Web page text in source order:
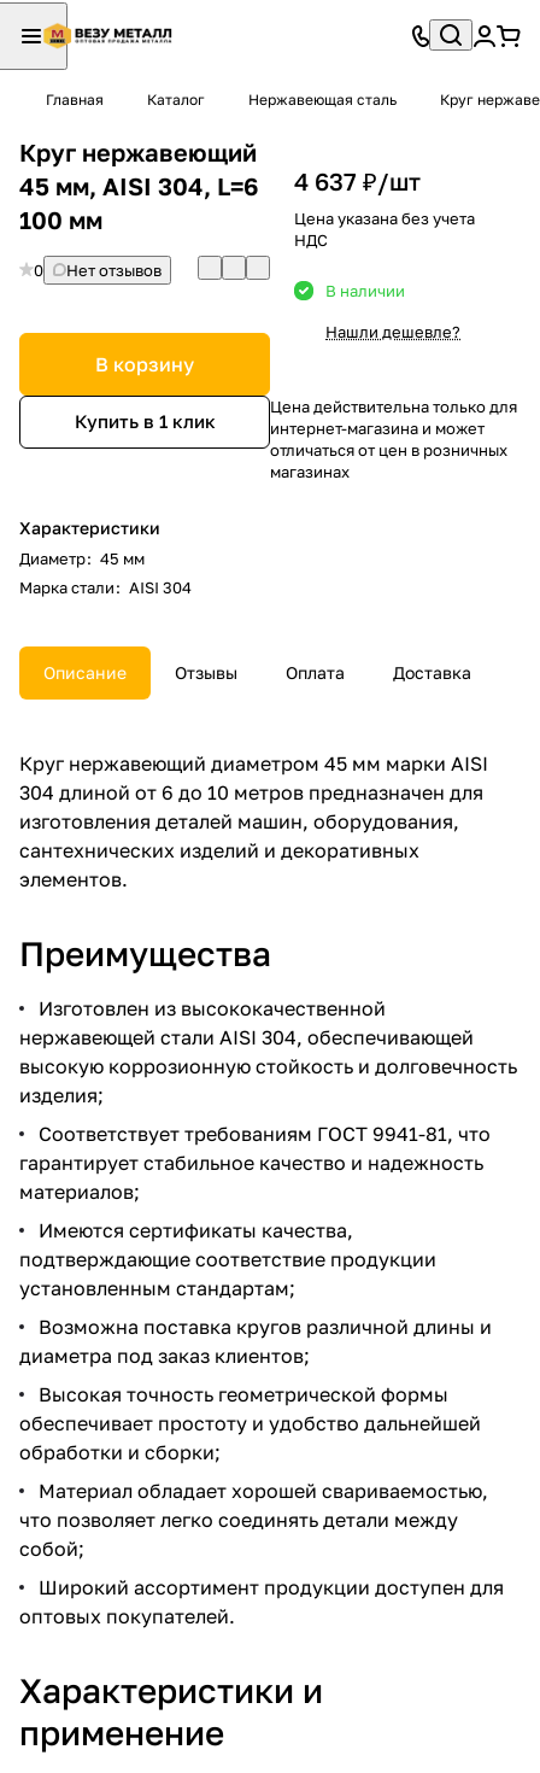
Главная Каталог Нержавеющая сталь Круг
Круг нержавеющий
45 мм, AISI 304, L=6
100 мм
0 Нет отзывов
В корзину
Купить в 1 клик
Характеристики
Диаметр: 45 мм
Марка стали: AISI 304
4 637 ₽/шт
Цена указана без учета
НДС
В наличии
Нашли дешевле?
Цена действительна только для
интернет-магазина и может
отличаться от цен в розничных
магазинах
Описание Отзывы Оплата Доставка
Круг нержавеющий диаметром 45 мм марки AISI
304 длиной от 6 до 10 метров предназначен для
изготовления деталей машин, оборудования,
сантехнических изделий и декоративных
элементов.
Преимущества
Изготовлен из высококачественной
нержавеющей стали AISI 304, обеспечивающей
высокую коррозионную стойкость и долговечность
изделия;
Соответствует требованиям ГОСТ 9941-81, что
гарантирует стабильное качество и надежность
материалов;
Имеются сертификаты качества,
подтверждающие соответствие продукции
установленным стандартам;
Возможна поставка кругов различной длины и
диаметра под заказ клиентов;
Высокая точность геометрической формы
обеспечивает простоту и удобство дальнейшей
обработки и сборки;
Материал обладает хорошей свариваемостью,
что позволяет легко соединять детали между
собой;
Широкий ассортимент продукции доступен для
оптовых покупателей.
Характеристики и
применение